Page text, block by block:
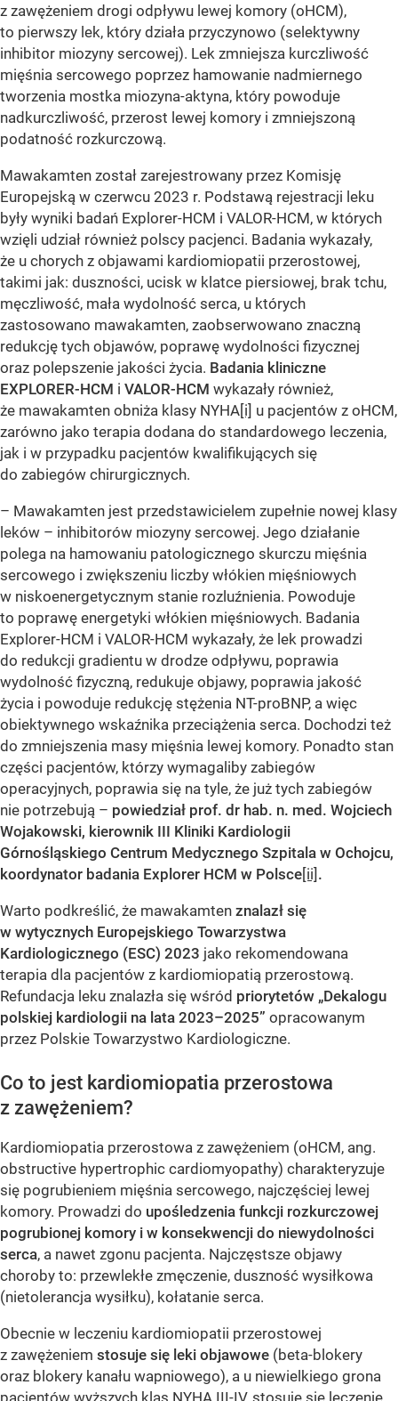
z zawężeniem drogi odpływu lewej komory (oHCM),
to pierwszy lek, który działa przyczynowo (selektywny
inhibitor miozyny sercowej). Lek zmniejsza kurczliwość
mięśnia sercowego poprzez hamowanie nadmiernego
tworzenia mostka miozyna-aktyna, który powoduje
nadkurczliwość, przerost lewej komory i zmniejszoną
podatność rozkurczową.
Mawakamten został zarejestrowany przez Komisję
Europejską w czerwcu 2023 r. Podstawą rejestracji leku
były wyniki badań Explorer-HCM i VALOR-HCM, w których
wzięli udział również polscy pacjenci. Badania wykazały,
że u chorych z objawami kardiomiopatii przerostowej,
takimi jak: duszności, ucisk w klatce piersiowej, brak tchu,
męczliwość, mała wydolność serca, u których
zastosowano mawakamten, zaobserwowano znaczną
redukcję tych objawów, poprawę wydolności fizycznej
oraz polepszenie jakości życia. Badania kliniczne
EXPLORER-HCM i VALOR-HCM wykazały również,
że mawakamten obniża klasy NYHA[i] u pacjentów z oHCM,
zarówno jako terapia dodana do standardowego leczenia,
jak i w przypadku pacjentów kwalifikujących się
do zabiegów chirurgicznych.
– Mawakamten jest przedstawicielem zupełnie nowej klasy
leków – inhibitorów miozyny sercowej. Jego działanie
polega na hamowaniu patologicznego skurczu mięśnia
sercowego i zwiększeniu liczby włókien mięśniowych
w niskoenergetycznym stanie rozluźnienia. Powoduje
to poprawę energetyki włókien mięśniowych. Badania
Explorer-HCM i VALOR-HCM wykazały, że lek prowadzi
do redukcji gradientu w drodze odpływu, poprawia
wydolność fizyczną, redukuje objawy, poprawia jakość
życia i powoduje redukcję stężenia NT-proBNP, a więc
obiektywnego wskaźnika przeciążenia serca. Dochodzi też
do zmniejszenia masy mięśnia lewej komory. Ponadto stan
części pacjentów, którzy wymagaliby zabiegów
operacyjnych, poprawia się na tyle, że już tych zabiegów
nie potrzebują – powiedział prof. dr hab. n. med. Wojciech
Wojakowski, kierownik III Kliniki Kardiologii
Górnośląskiego Centrum Medycznego Szpitala w Ochojcu,
koordynator badania Explorer HCM w Polsce[ii] .
Warto podkreślić, że mawakamten znalazł się
w wytycznych Europejskiego Towarzystwa
Kardiologicznego (ESC) 2023 jako rekomendowana
terapia dla pacjentów z kardiomiopatią przerostową.
Refundacja leku znalazła się wśród priorytetów „Dekalogu
polskiej kardiologii na lata 2023–2025” opracowanym
przez Polskie Towarzystwo Kardiologiczne.
Co to jest kardiomiopatia przerostowa
z zawężeniem?
Kardiomiopatia przerostowa z zawężeniem (oHCM, ang.
obstructive hypertrophic cardiomyopathy) charakteryzuje
się pogrubieniem mięśnia sercowego, najczęściej lewej
komory. Prowadzi do upośledzenia funkcji rozkurczowej
pogrubionej komory i w konsekwencji do niewydolności
serca, a nawet zgonu pacjenta. Najczęstsze objawy
choroby to: przewlekłe zmęczenie, duszność wysiłkowa
(nietolerancja wysiłku), kołatanie serca.
Obecnie w leczeniu kardiomiopatii przerostowej
z zawężeniem stosuje się leki objawowe (beta-blokery
oraz blokery kanału wapniowego), a u niewielkiego grona
pacjentów wyższych klas NYHA III-IV, stosuje się leczenie